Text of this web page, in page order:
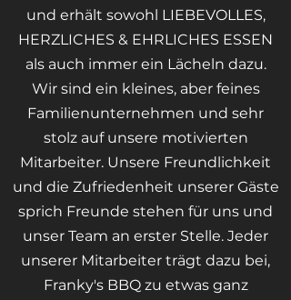
und erhält sowohl LIEBEVOLLES,
HERZLICHES & EHRLICHES ESSEN
als auch immer ein Lächeln dazu.
Wir sind ein kleines, aber feines
Familienunternehmen und sehr
stolz auf unsere motivierten
Mitarbeiter. Unsere Freundlichkeit
und die Zufriedenheit unserer Gäste
sprich Freunde stehen für uns und
unser Team an erster Stelle. Jeder
unserer Mitarbeiter trägt dazu bei,
Franky's BBQ zu etwas ganz